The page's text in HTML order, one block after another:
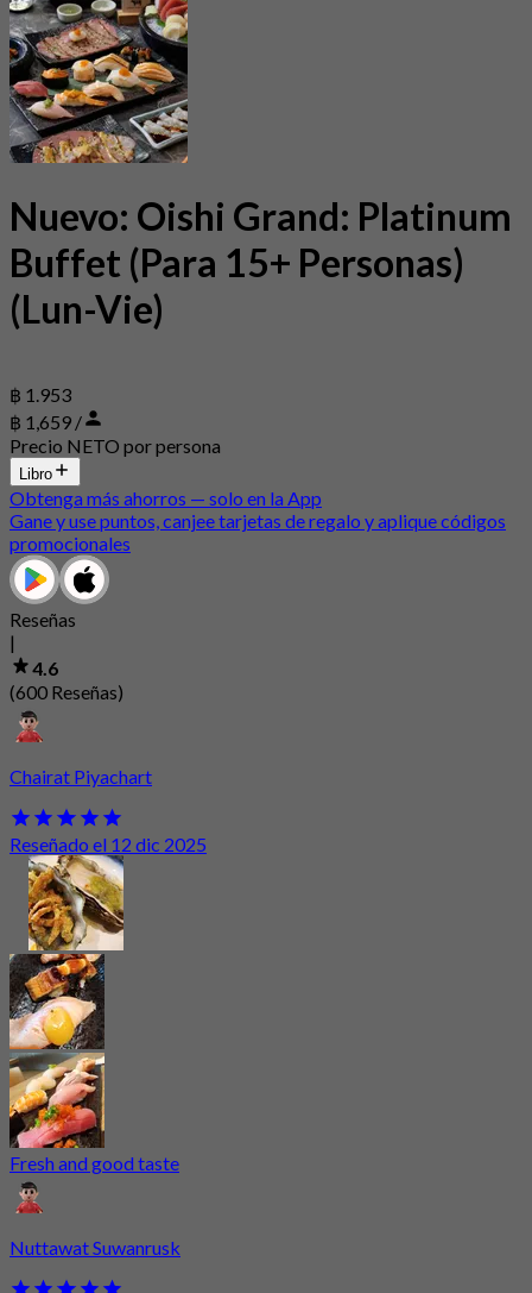
Nuevo: Oishi Grand: Platinum
Buffet (Para 15+ Personas)
(Lun-Vie)
฿ 1.953
฿ 1,659 /
Precio NETO por persona
Libro
Obtenga más ahorros — solo en la App
Gane y use puntos, canjee tarjetas de regalo y aplique códigos
promocionales
Reseñas
|
4.6
(600 Reseñas)
Chairat Piyachart
Reseñado el 12 dic 2025
Fresh and good taste
Nuttawat Suwanrusk